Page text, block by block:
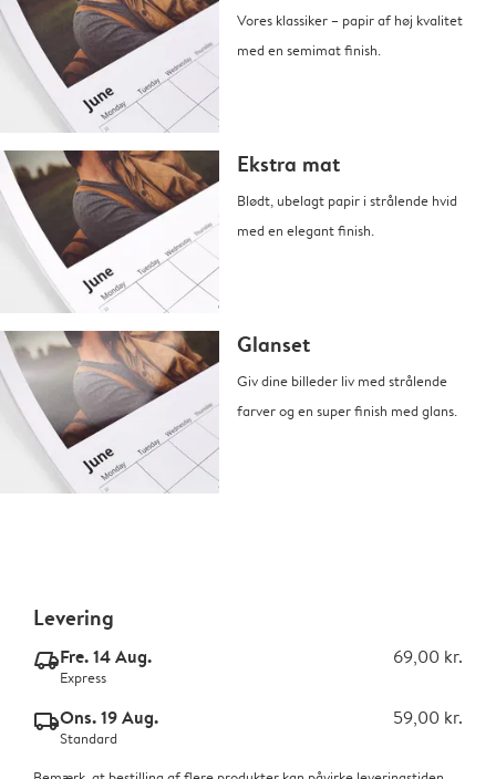
Vores klassiker – papir af høj kvalitet
med en semimat finish.
Ekstra mat
Blødt, ubelagt papir i strålende hvid
med en elegant finish.
Glanset
Giv dine billeder liv med strålende
farver og en super finish med glans.
Levering
delivery_express_v2Fre. 14 Aug. 69,00 kr.
Express
delivery_standard_v2Ons. 19 Aug. 59,00 kr.
Standard